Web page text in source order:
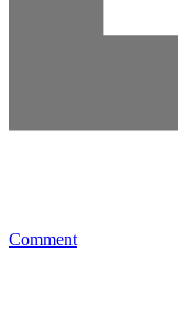
Comment